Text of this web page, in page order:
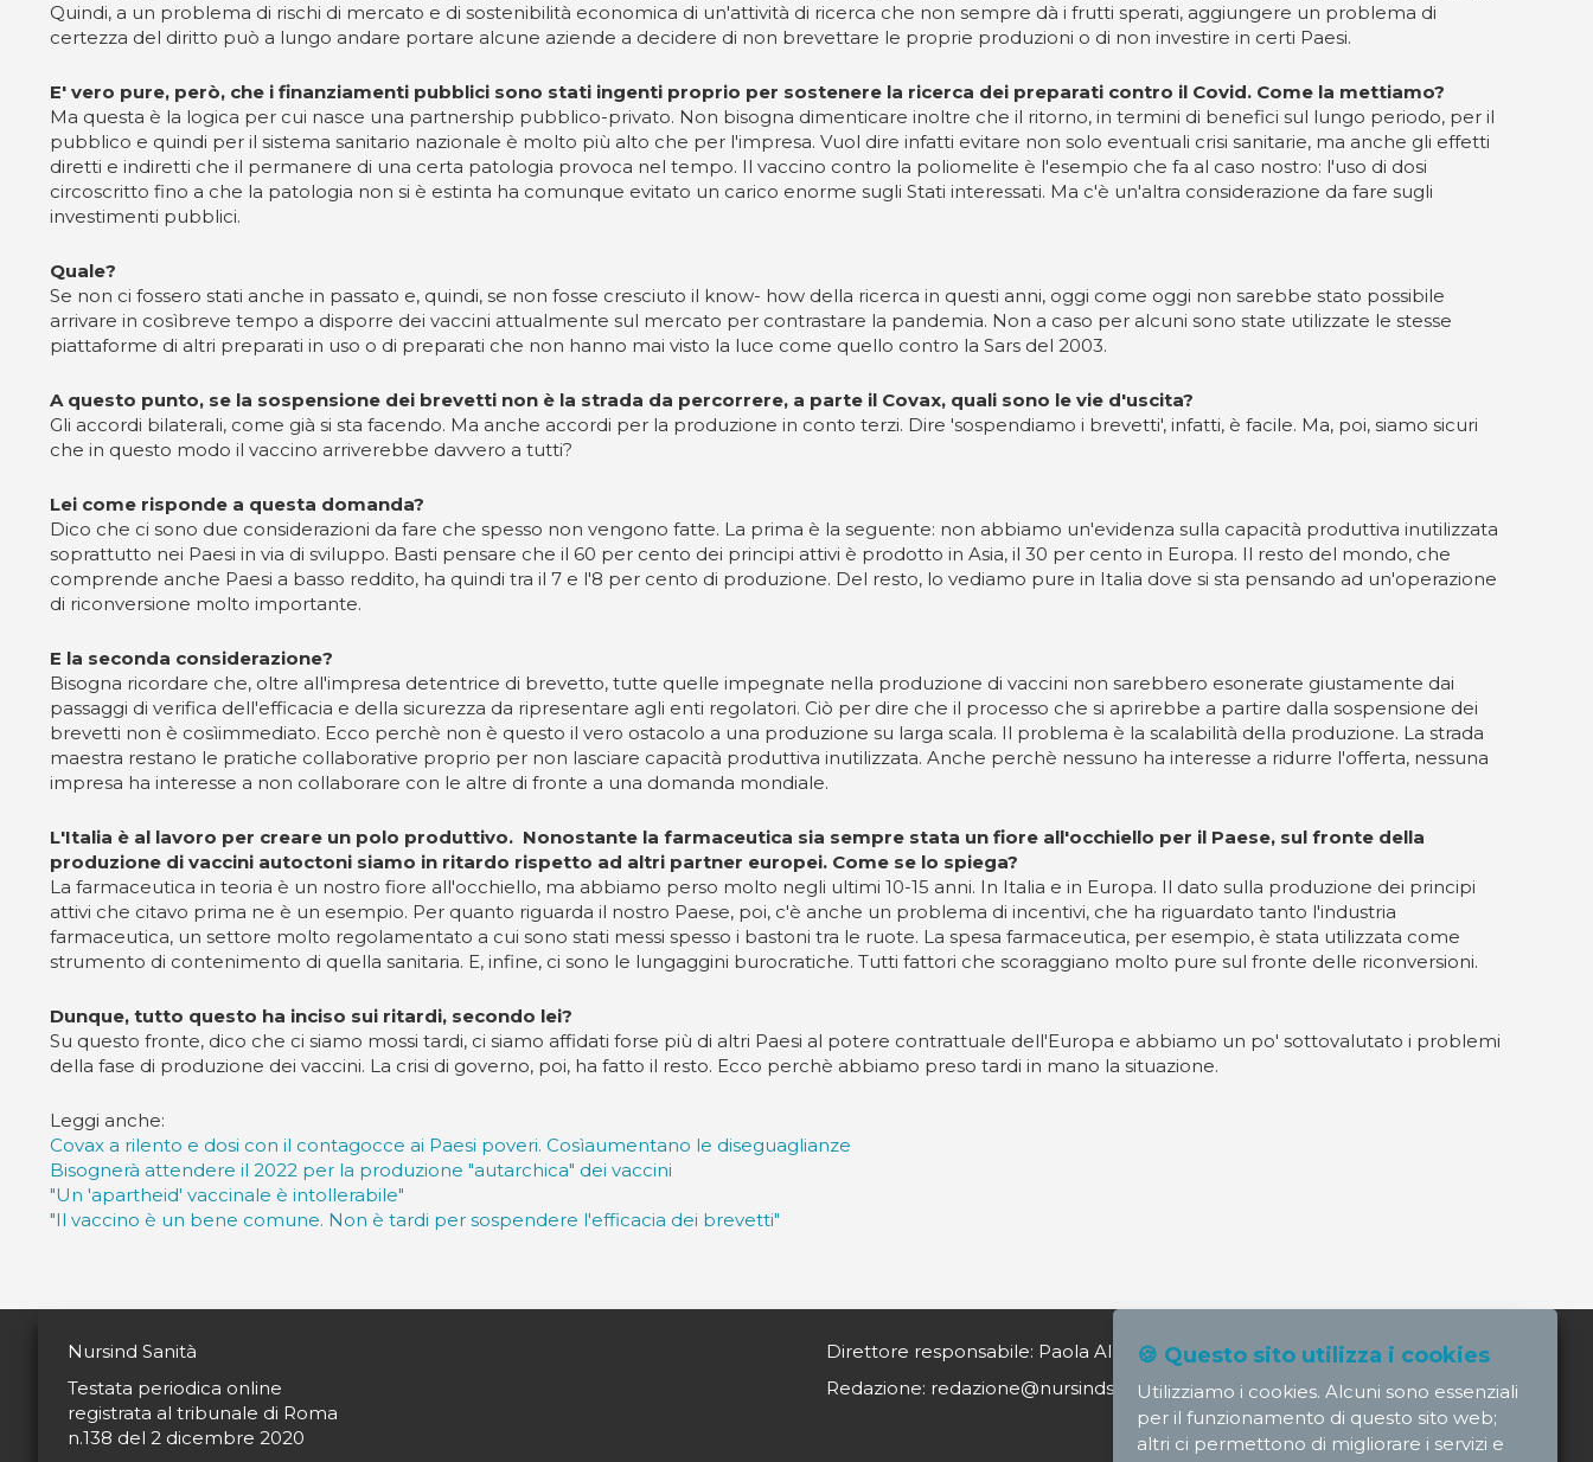
Quindi, a un problema di rischi di mercato e di sostenibilità economica di un'attività di ricerca che non sempre dà i frutti sperati, aggiungere un problema di
certezza del diritto può a lungo andare portare alcune aziende a decidere di non brevettare le proprie produzioni o di non investire in certi Paesi.
E' vero pure, però, che i finanziamenti pubblici sono stati ingenti proprio per sostenere la ricerca dei preparati contro il Covid. Come la mettiamo?
Ma questa è la logica per cui nasce una partnership pubblico-privato. Non bisogna dimenticare inoltre che il ritorno, in termini di benefici sul lungo periodo, per il
pubblico e quindi per il sistema sanitario nazionale è molto più alto che per l'impresa. Vuol dire infatti evitare non solo eventuali crisi sanitarie, ma anche gli effetti
diretti e indiretti che il permanere di una certa patologia provoca nel tempo. Il vaccino contro la poliomelite è l'esempio che fa al caso nostro: l'uso di dosi
circoscritto fino a che la patologia non si è estinta ha comunque evitato un carico enorme sugli Stati interessati. Ma c'è un'altra considerazione da fare sugli
investimenti pubblici.
Quale?
Se non ci fossero stati anche in passato e, quindi, se non fosse cresciuto il know- how della ricerca in questi anni, oggi come oggi non sarebbe stato possibile
arrivare in cosìbreve tempo a disporre dei vaccini attualmente sul mercato per contrastare la pandemia. Non a caso per alcuni sono state utilizzate le stesse
piattaforme di altri preparati in uso o di preparati che non hanno mai visto la luce come quello contro la Sars del 2003.
A questo punto, se la sospensione dei brevetti non è la strada da percorrere, a parte il Covax, quali sono le vie d'uscita?
Gli accordi bilaterali, come già si sta facendo. Ma anche accordi per la produzione in conto terzi. Dire 'sospendiamo i brevetti', infatti, è facile. Ma, poi, siamo sicuri
che in questo modo il vaccino arriverebbe davvero a tutti?
Lei come risponde a questa domanda?
Dico che ci sono due considerazioni da fare che spesso non vengono fatte. La prima è la seguente: non abbiamo un'evidenza sulla capacità produttiva inutilizzata
soprattutto nei Paesi in via di sviluppo. Basti pensare che il 60 per cento dei principi attivi è prodotto in Asia, il 30 per cento in Europa. Il resto del mondo, che
comprende anche Paesi a basso reddito, ha quindi tra il 7 e l'8 per cento di produzione. Del resto, lo vediamo pure in Italia dove si sta pensando ad un'operazione
di riconversione molto importante.
E la seconda considerazione?
Bisogna ricordare che, oltre all'impresa detentrice di brevetto, tutte quelle impegnate nella produzione di vaccini non sarebbero esonerate giustamente dai
passaggi di verifica dell'efficacia e della sicurezza da ripresentare agli enti regolatori. Ciò per dire che il processo che si aprirebbe a partire dalla sospensione dei
brevetti non è cosìimmediato. Ecco perchè non è questo il vero ostacolo a una produzione su larga scala. Il problema è la scalabilità della produzione. La strada
maestra restano le pratiche collaborative proprio per non lasciare capacità produttiva inutilizzata. Anche perchè nessuno ha interesse a ridurre l'offerta, nessuna
impresa ha interesse a non collaborare con le altre di fronte a una domanda mondiale.
L'Italia è al lavoro per creare un polo produttivo. Nonostante la farmaceutica sia sempre stata un fiore all'occhiello per il Paese, sul fronte della
produzione di vaccini autoctoni siamo in ritardo rispetto ad altri partner europei. Come se lo spiega?
La farmaceutica in teoria è un nostro fiore all'occhiello, ma abbiamo perso molto negli ultimi 10-15 anni. In Italia e in Europa. Il dato sulla produzione dei principi
attivi che citavo prima ne è un esempio. Per quanto riguarda il nostro Paese, poi, c'è anche un problema di incentivi, che ha riguardato tanto l'industria
farmaceutica, un settore molto regolamentato a cui sono stati messi spesso i bastoni tra le ruote. La spesa farmaceutica, per esempio, è stata utilizzata come
strumento di contenimento di quella sanitaria. E, infine, ci sono le lungaggini burocratiche. Tutti fattori che scoraggiano molto pure sul fronte delle riconversioni.
Dunque, tutto questo ha inciso sui ritardi, secondo lei?
Su questo fronte, dico che ci siamo mossi tardi, ci siamo affidati forse più di altri Paesi al potere contrattuale dell'Europa e abbiamo un po' sottovalutato i problemi
della fase di produzione dei vaccini. La crisi di governo, poi, ha fatto il resto. Ecco perchè abbiamo preso tardi in mano la situazione.
Leggi anche:
Covax a rilento e dosi con il contagocce ai Paesi poveri. Cosìaumentano le diseguaglianze
Bisognerà attendere il 2022 per la produzione "autarchica" dei vaccini
"Un 'apartheid' vaccinale è intollerabile"
"Il vaccino è un bene comune. Non è tardi per sospendere l'efficacia dei brevetti"
Nursind Sanità
Testata periodica online
registrata al tribunale di Roma
n.138 del 2 dicembre 2020
Direttore responsabile: Paola Alagia direttore@nursindsanita.it
Redazione: redazione@nursindsanita.it
🍪 Questo sito utilizza i cookies
Utilizziamo i cookies. Alcuni sono essenziali
per il funzionamento di questo sito web;
altri ci permettono di migliorare i servizi e